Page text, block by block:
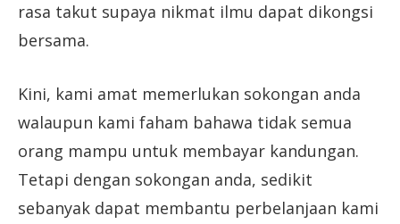
rasa takut supaya nikmat ilmu dapat dikongsi
bersama.
Kini, kami amat memerlukan sokongan anda
walaupun kami faham bahawa tidak semua
orang mampu untuk membayar kandungan.
Tetapi dengan sokongan anda, sedikit
sebanyak dapat membantu perbelanjaan kami